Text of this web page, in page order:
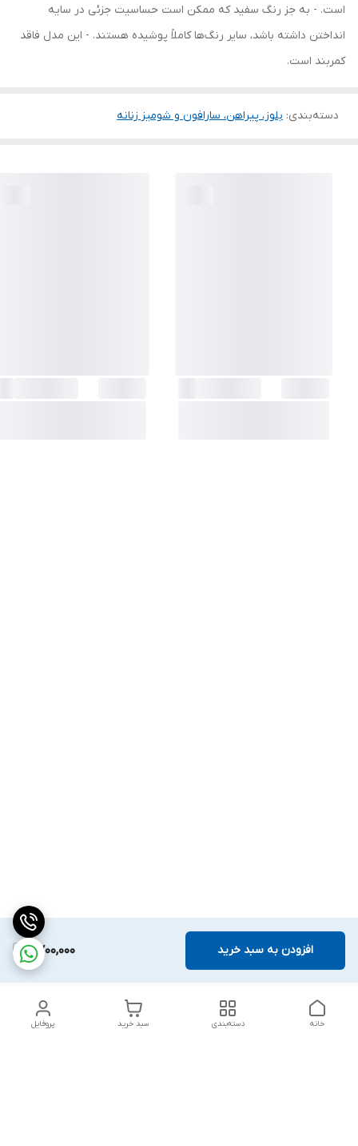
2,700,000 افزودن به سبد خرید
است. - به جز رنگ سفید که ممکن است حساسیت جزئی در سایه
انداختن داشته باشد، سایر رنگ‌ها کاملاً پوشیده هستند. - این مدل فاقد
کمربند است.
دسته‌بندی: بلوز، پیراهن، سارافون و شومیز زنانه
پروفایل سبد خرید دسته‌بندی خانه